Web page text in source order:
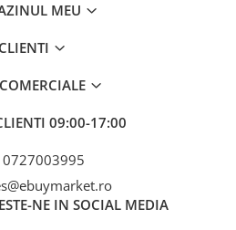
MEU
CLIENTI
09:00-17:00
0727003995
NE IN SOCIAL MEDIA